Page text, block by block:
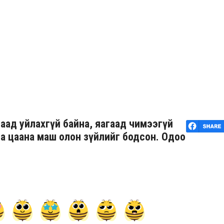
уйлахгүй байна, яагаад чимээгүй
цаана маш олон зүйлийг бодсон. Одоо